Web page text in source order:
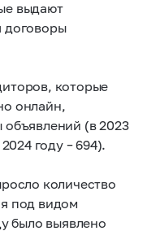
выдают
договоры
которые
онлайн,
(в 2023
году – 694).
количество
под видом
было выявлено